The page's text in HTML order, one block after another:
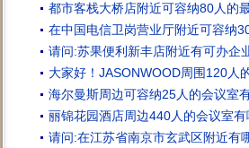
都市客栈大桥店附近可容纳80人的
在中国电信卫岗营业厅附近可容纳
请问:苏果便利新丰店附近有可办企
大家好！JASONWOOD周围120人
海尔曼斯周边可容纳25人的会议室
丽锦花园酒店周边440人的会议室有
请问:在江苏省南京市玄武区附近有